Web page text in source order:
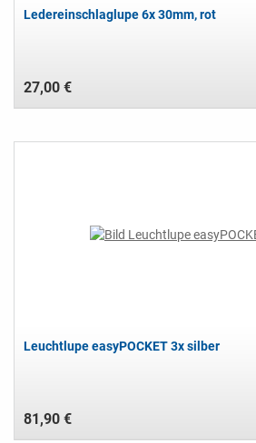
Ledereinschlaglupe 6x 30mm, rot
27,00 €
Leuchtlupe easyPOCKET 3x silber
81,90 €